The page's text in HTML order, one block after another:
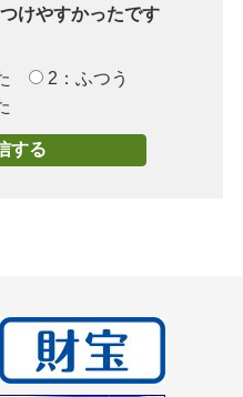
けやすかったです
2：ふつう